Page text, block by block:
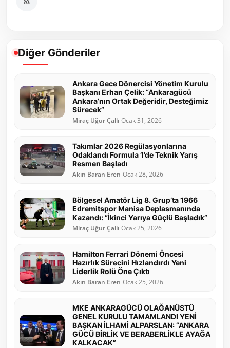
Diğer Gönderiler
Ankara Gece Dönercisi Yönetim Kurulu
Başkanı Erhan Çelik: “Ankaragücü
Ankara’nın Ortak Değeridir, Desteğimiz
Sürecek”
Miraç Uğur Çallı Ocak 31, 2026
Takımlar 2026 Regülasyonlarına
Odaklandı Formula 1’de Teknik Yarış
Resmen Başladı
Akın Baran Eren Ocak 28, 2026
Bölgesel Amatör Lig 8. Grup’ta 1966
Edremitspor Manisa Deplasmanında
Kazandı: “İkinci Yarıya Güçlü Başladık”
Miraç Uğur Çallı Ocak 25, 2026
Hamilton Ferrari Dönemi Öncesi
Hazırlık Sürecini Hızlandırdı Yeni
Liderlik Rolü Öne Çıktı
Akın Baran Eren Ocak 25, 2026
MKE ANKARAGÜCÜ OLAĞANÜSTÜ
GENEL KURULU TAMAMLANDI YENİ
BAŞKAN İLHAMİ ALPARSLAN: “ANKARA
GÜCÜ BİRLİK VE BERABERLİKLE AYAĞA
KALKACAK”